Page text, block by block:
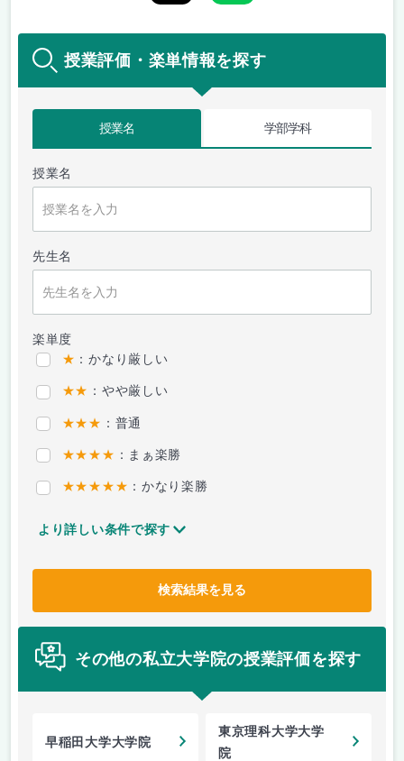
授業評価・楽単情報を探す
授業名 学部学科
授業名
先生名
楽単度
★ ：かなり厳しい
★★ ：やや厳しい
★★★ ：普通
★★★★ ：まぁ楽勝
★★★★★ ：かなり楽勝
より詳しい条件で探す
検索結果を見る
その他の私立大学院の授業評価を探す
早稲田大学大学院
東京理科大学大学
院